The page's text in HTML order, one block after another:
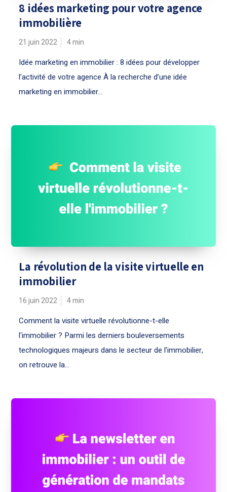
8 idées marketing pour votre agence
immobilière
21 juin 2022 4min
Idée marketing en immobilier : 8 idées pour développer
l’activité de votre agence À la recherche d’une idée
marketing en immobilier...
La révolution de la visite virtuelle en
immobilier
16 juin 2022 4min
Comment la visite virtuelle révolutionne-t-elle
l'immobilier ? Parmi les derniers bouleversements
technologiques majeurs dans le secteur de l’immobilier,
on retrouve la...